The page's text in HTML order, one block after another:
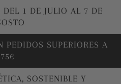
DEL 1 DE JULIO AL 7 DE
PEDIDOS SUPERIORES A
75€
SOSTENIBLE Y